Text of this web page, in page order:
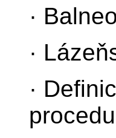
·
·
·